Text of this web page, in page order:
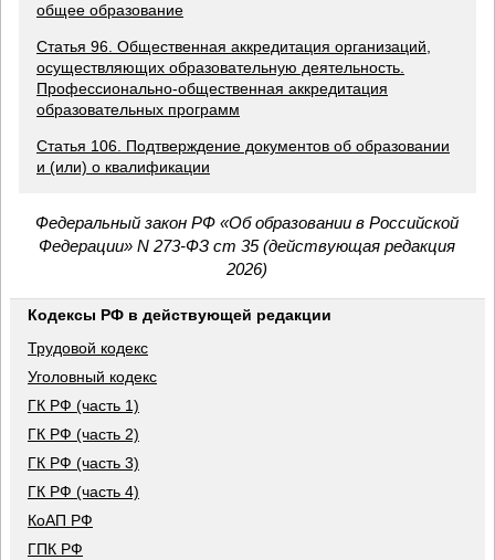
общее образование
Статья 96. Общественная аккредитация организаций,
осуществляющих образовательную деятельность.
Профессионально-общественная аккредитация
образовательных программ
Статья 106. Подтверждение документов об образовании
и (или) о квалификации
Федеральный закон РФ «Об образовании в Российской
Федерации» N 273-ФЗ ст 35 (действующая редакция
2026)
Кодексы РФ в действующей редакции
Трудовой кодекс
Уголовный кодекс
ГК РФ (часть 1)
ГК РФ (часть 2)
ГК РФ (часть 3)
ГК РФ (часть 4)
КоАП РФ
ГПК РФ